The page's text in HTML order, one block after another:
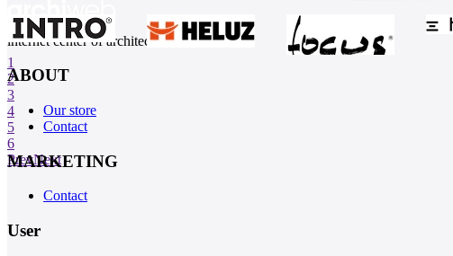
1
2
3
4
5
6
PrevNext
internet center of architecture
ABOUT
Our store
Contact
MARKETING
Contact
User